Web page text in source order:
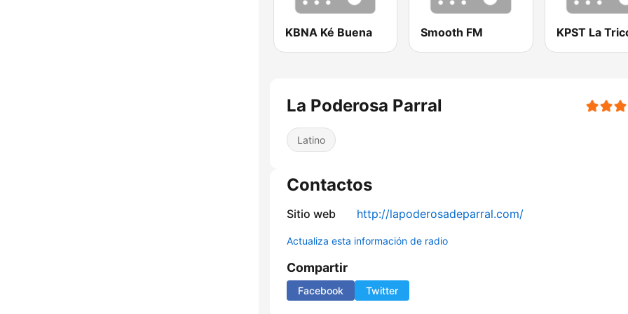
KBNA Ké Buena Smooth FM
La Poderosa Parral
Latino
Contactos
Sitio web http://lapoderosadeparral.com/
Actualiza esta información de radio
Compartir
Facebook Twitter